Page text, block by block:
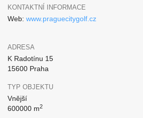
KONTAKTNÍ INFORMACE
Web: www.praguecitygolf.cz
ADRESA
K Radotínu 15
15600 Praha
TYP OBJEKTU
Vnější
600000 m2